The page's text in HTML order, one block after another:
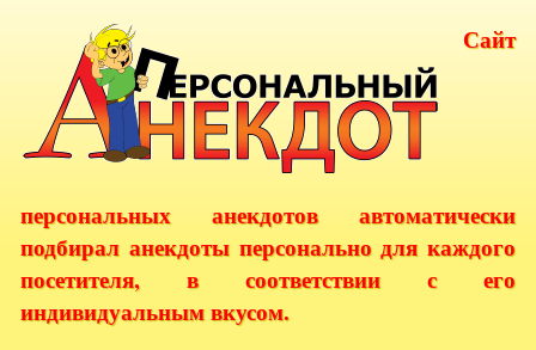
Сайт
персональных анекдотов автоматически
подбирал анекдоты персонально для каждого
посетителя, в соответствии с его
индивидуальным вкусом.